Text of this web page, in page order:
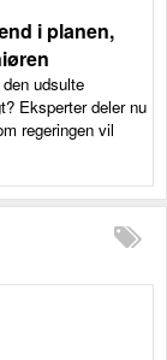
i planen,
udsulte
Eksperter deler nu
regeringen vil